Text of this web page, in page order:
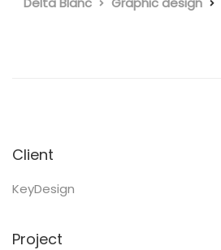
Client
KeyDesign
Project